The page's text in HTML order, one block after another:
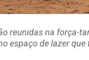
reunidas na força-
espaço de lazer que